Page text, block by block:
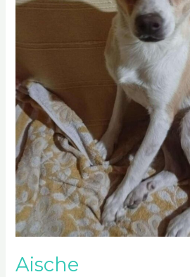
Aische